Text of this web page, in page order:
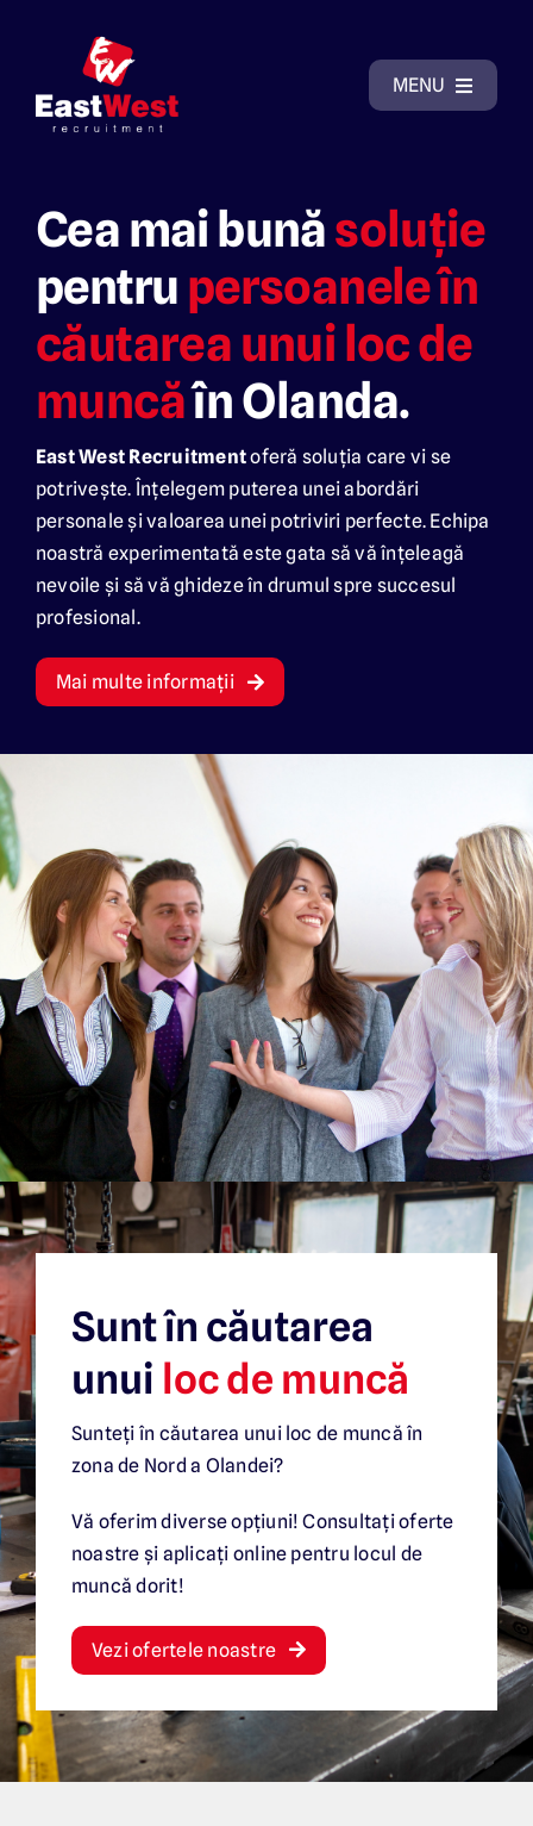
MENU
De ce să ne alegeți?
Posturi vacante
Galerie cazări
Contact
Bezoek de website in het Nederlands
Cea mai bunăsoluție
pentru persoanele în
căutarea unui loc de
muncăîn Olanda.
East West Recruitmentoferă soluția care vi se
potrivește. Înțelegem puterea unei abordări
personale și valoarea unei potriviri perfecte. Echipa
noastră experimentată este gata să vă înțeleagă
nevoile și să vă ghideze în drumul spre succesul
profesional.
Mai multe informații
Sunt în căutarea
unui loc de muncă
Sunteți în căutarea unui loc de muncă în
zona de Nord a Olandei?
Vă oferim diverse opțiuni! Consultați oferte
noastre și aplicați online pentru locul de
muncă dorit!
Vezi ofertele noastre